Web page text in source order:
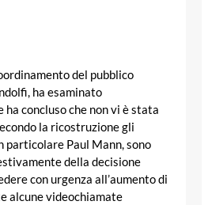
del pubblico
ha esaminato
concluso che non vi è stata
la ricostruzione gli
particolare Paul Mann, sono
della decisione
con urgenza all’aumento di
alcune videochiamate